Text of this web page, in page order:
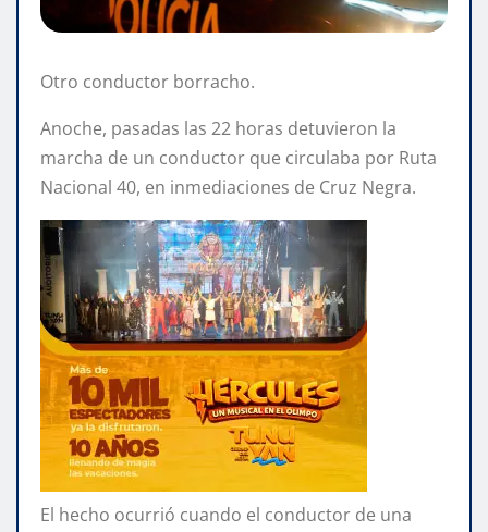
Otro conductor borracho.
Anoche, pasadas las 22 horas detuvieron la
marcha de un conductor que circulaba por Ruta
Nacional 40, en inmediaciones de Cruz Negra.
El hecho ocurrió cuando el conductor de una